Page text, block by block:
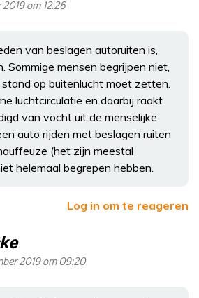
2019 om 12:26
van beslagen autoruiten is,
Sommige mensen begrijpen niet,
op buitenlucht moet zetten.
luchtcirculatie en daarbij raakt
van vocht uit de menselijke
auto rijden met beslagen ruiten
(het zijn meestal
helemaal begrepen hebben.
Log in om te reageren
2019 om 09:20